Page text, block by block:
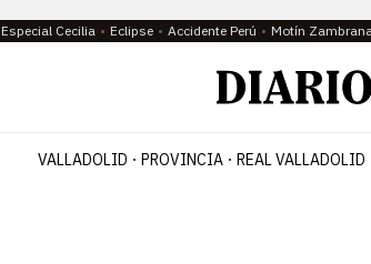
Especial Cecilia Eclipse Accidente Perú Motín
VALLADOLID PROVINCIA REAL VALLADOLID